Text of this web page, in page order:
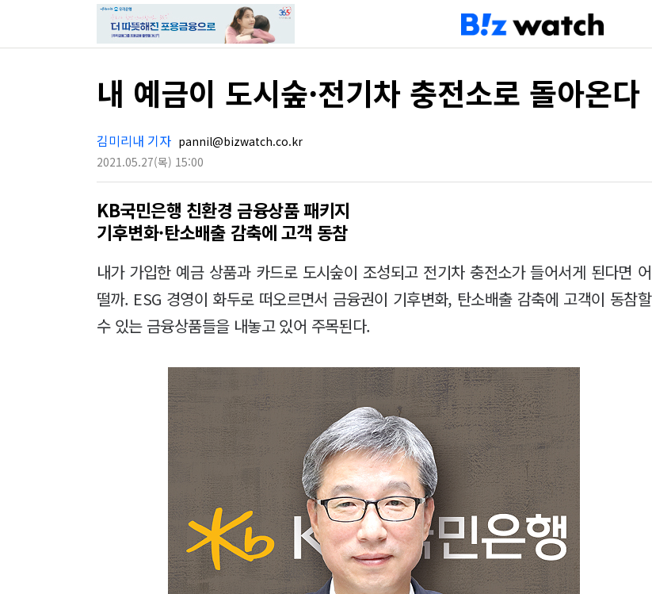
내 예금이 도시숲·전기차 충전소로 돌아온다
김미리내 기자 pannil@bizwatch.co.kr
2021.05.27(목) 15:00
KB국민은행 친환경 금융상품 패키지
기후변화·탄소배출 감축에 고객 동참
내가 가입한 예금 상품과 카드로 도시숲이 조성되고 전기차 충전소가 들어서게 된다면 어
떨까. ESG 경영이 화두로 떠오르면서 금융권이 기후변화, 탄소배출 감축에 고객이 동참할
수 있는 금융상품들을 내놓고 있어 주목된다.